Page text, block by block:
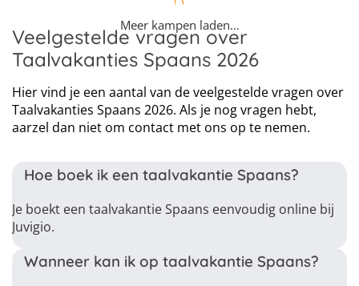
Meer kampen laden…
Veelgestelde vragen over
Taalvakanties Spaans 2026
Hier vind je een aantal van de veelgestelde vragen over
Taalvakanties Spaans 2026. Als je nog vragen hebt,
aarzel dan niet om contact met ons op te nemen.
Hoe boek ik een taalvakantie Spaans?
Je boekt een taalvakantie Spaans eenvoudig online bij
Juvigio.
Wanneer kan ik op taalvakantie Spaans?